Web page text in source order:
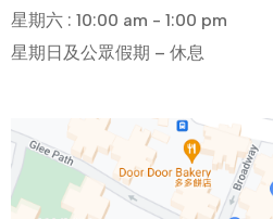
星期六 : 10:00 am - 1:00 pm
星期日及公眾假期 – 休息